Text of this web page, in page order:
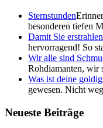
Sternstunden
besonderen tiefen
Damit Sie
hervorragend! So
Wir alle sind
Rohdiamanten, wir
Was ist deine
gewesen. Nicht
Neueste Beiträge